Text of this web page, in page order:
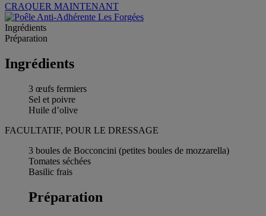
CRAQUER MAINTENANT
Ingrédients
Préparation
Ingrédients
3 œufs fermiers
Sel et poivre
Huile d’olive
FACULTATIF, POUR LE DRESSAGE
3 boules de Bocconcini (petites boules de mozzarella)
Tomates séchées
Basilic frais
Préparation